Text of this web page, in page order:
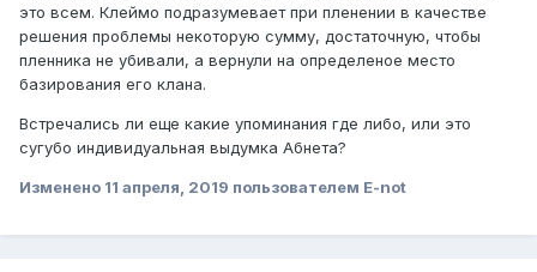
это всем. Клеймо подразумевает при пленении в качестве
решения проблемы некоторую сумму, достаточную, чтобы
пленника не убивали, а вернули на определеное место
базирования его клана.
Встречались ли еще какие упоминания где либо, или это
сугубо индивидуальная выдумка Абнета?
Изменено 11 апреля, 2019 пользователем E-not